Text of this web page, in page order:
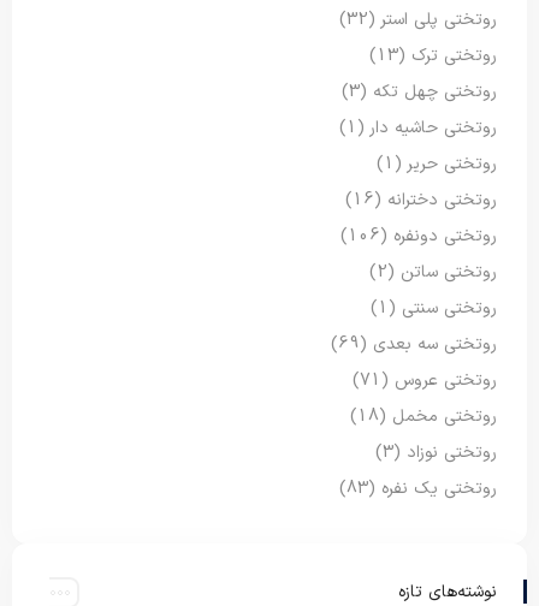
روتختی پلی استر (32)
روتختی ترک (13)
روتختی چهل تکه (3)
روتختی حاشیه دار (1)
روتختی حریر (1)
روتختی دخترانه (16)
روتختی دونفره (106)
روتختی ساتن (2)
روتختی سنتی (1)
روتختی سه بعدی (69)
روتختی عروس (71)
روتختی مخمل (18)
روتختی نوزاد (3)
روتختی یک نفره (83)
نوشته‌های تازه